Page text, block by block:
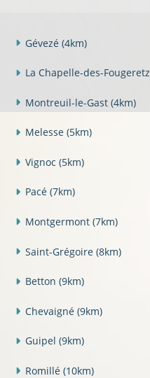
Gévezé (4km)
La Chapelle-des-Fougeretz
Montreuil-le-Gast (4km)
Melesse (5km)
Vignoc (5km)
Pacé (7km)
Montgermont (7km)
Saint-Grégoire (8km)
Betton (9km)
Chevaigné (9km)
Guipel (9km)
Romillé (10km)